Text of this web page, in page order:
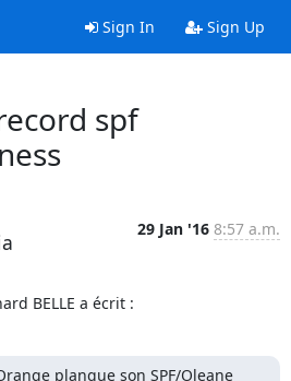
Sign In Sign Up
spf
29 Jan '16 8:57 a.m.
BELLE a écrit :
planque son SPF/Oleane